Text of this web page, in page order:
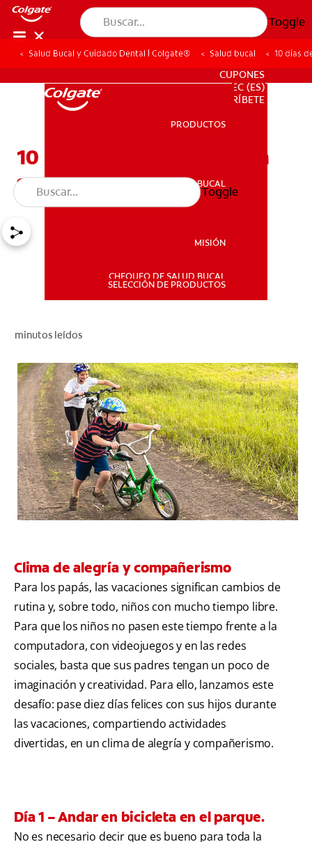
Toggle
SALUD BUCAL
PARA PROFESIONALES
CUPONES
EC (ES)
SUSCRÍBETE
PARA PROFESIONALES
CUPONES
EC (ES)
SUSCRÍBETE
PRODUCTOS
SALUD BUCAL
MISIÓN
CHEQUEO DE SALUD BUCAL
SELECCIÓN DE PRODUCTOS
Toggle
Salud Bucal y Cuidado Dental | Colgate® Salud bucal 10 dias
10 dias de vacaciones con
sus hijos sin tecnologia
minutos leídos
Clima de alegría y compañerismo
Para los papás, las vacaciones significan cambios de
rutina y, sobre todo, niños con mucho tiempo libre.
Para que los niños no pasen este tiempo frente a la
computadora, con videojuegos y en las redes
sociales, basta que sus padres tengan un poco de
imaginación y creatividad. Para ello, lanzamos este
desafío: pase diez días felices con sus hijos durante
las vacaciones, compartiendo actividades
divertidas, en un clima de alegría y compañerismo.
Día 1 – Andar en bicicleta en el parque.
No es necesario decir que es bueno para toda la